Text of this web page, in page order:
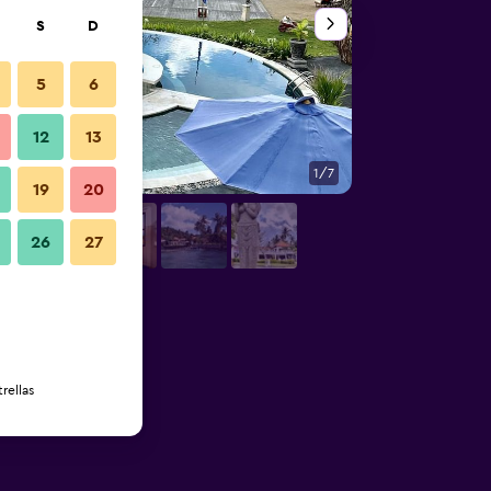
1/7
S D
5 6
12 13
19 20
26 27